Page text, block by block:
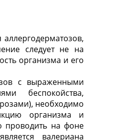
следует не на
организма и его
с выраженными
беспокойства,
необходимо
организма и
проводить на фоне
валериана